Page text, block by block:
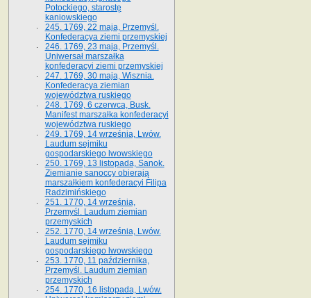
Potockiego, starostę
kaniowskiego
245. 1769, 22 maja, Przemyśl.
Konfederacya ziemi przemyskiej
246. 1769, 23 maja, Przemyśl.
Uniwersał marszałka
konfederacyi ziemi przemyskiej
247. 1769, 30 maja, Wisznia.
Konfederacya ziemian
województwa ruskiego
248. 1769, 6 czerwca, Busk.
Manifest marszałka konfederacyi
województwa ruskiego
249. 1769, 14 września, Lwów.
Laudum sejmiku
gospodarskiego lwowskiego
250. 1769, 13 listopada, Sanok.
Ziemianie sanoccy obierają
marszałkiem konfederacyi Filipa
Radzimińskiego
251. 1770, 14 września,
Przemyśl. Laudum ziemian
przemyskich
252. 1770, 14 września, Lwów.
Laudum sejmiku
gospodarskiego lwowskiego
253. 1770, 11 października,
Przemyśl. Laudum ziemian
przemyskich
254. 1770, 16 listopada, Lwów.